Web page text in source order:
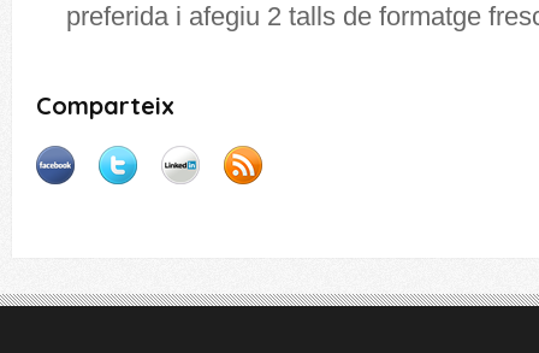
preferida i afegiu 2 talls de formatge
Comparteix